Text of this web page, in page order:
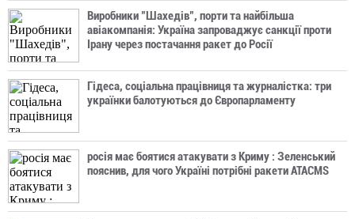
Виробники "Шахедів", порти та найбільша
авіакомпанія: Україна запроваджує санкції проти
Ірану через постачання ракет до Росії
Гідеса, соціальна працівниця та журналістка: три
українки балотуються до Європарламенту
росія має боятися атакувати з Криму : Зеленський
пояснив, для чого Україні потрібні ракети ATACMS